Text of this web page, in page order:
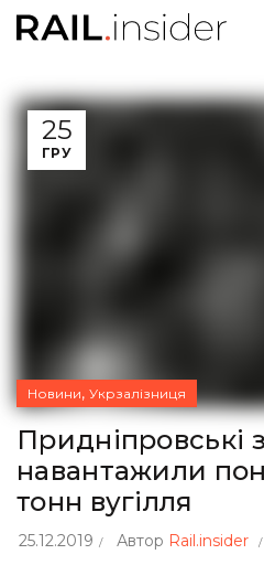
25
ГРУ
Новини, Укрзалізниця
Придніпровські
навантажили
тонн вугілля
25.12.2019 Автор Rail.insider